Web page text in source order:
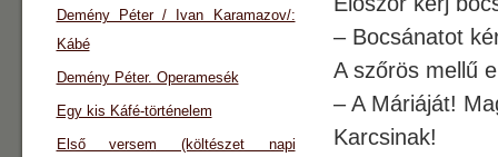
– Bocsánatot
A szőrös mellű
– A Máriáját!
Karcsinak!
Demény Péter / Ivan Karamazov/:
Kábé
Demény Péter. Operamesék
Egy kis Káfé-történelem
Első versem (költészet napi